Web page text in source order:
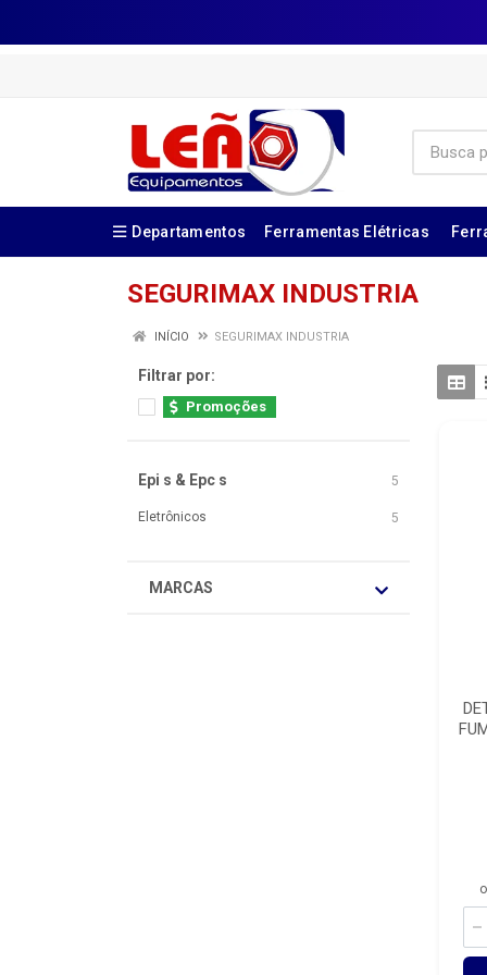
Departamentos Ferramentas Elétricas
SEGURIMAX INDUSTRIA
INÍCIO SEGURIMAX INDUSTRIA
Filtrar por:
Promoções
Epi s & Epc s 5
Eletrônicos 5
MARCAS